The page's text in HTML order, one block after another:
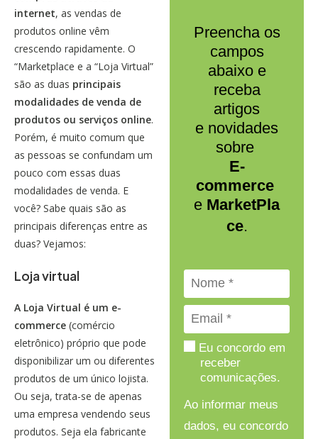
internet, as vendas de
produtos online vêm
crescendo rapidamente. O
“Marketplace e a “Loja Virtual”
são as duas principais
modalidades de venda de
produtos ou serviços online.
Porém, é muito comum que
as pessoas se confundam um
pouco com essas duas
modalidades de venda. E
você? Sabe quais são as
principais diferenças entre as
duas? Vejamos:
Loja virtual
A Loja Virtual é um e-
commerce (comércio
eletrônico) próprio que pode
disponibilizar um ou diferentes
produtos de um único lojista.
Ou seja, trata-se de apenas
uma empresa vendendo seus
produtos. Seja ela fabricante
Preencha os
campos
abaixo e
receba
artigos
e novidades
sobre
E-
commerce
e MarketPla
ce.
Eu concordo em
receber
comunicações.
Ao informar meus
dados, eu concordo